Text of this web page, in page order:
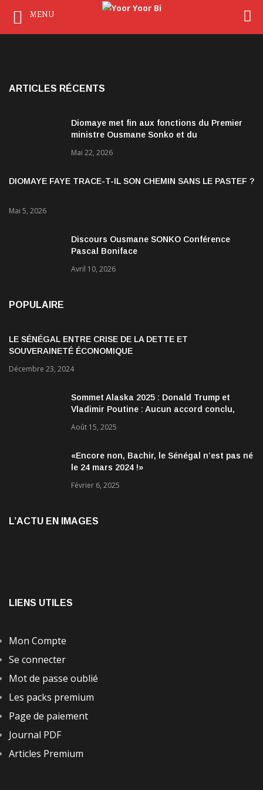
ARTICLES RÉCENTS
Diomaye met fin aux fonctions du Premier
ministre Ousmane Sonko et du
Mai 22, 2026
DIOMAYE FAYE TRACE-T-IL SON CHEMIN SANS LE PASTEF ?
Mai 5, 2026
Discours Ousmane SONKO Conférence
Pascal Boniface
Avril 10, 2026
POPULAIRE
LE SÉNÉGAL ENTRE CRISE DE LA DETTE ET
SOUVERAINETÉ ÉCONOMIQUE
Décembre 23, 2024
Sommet Alaska 2025 : Donald Trump et
Vladimir Poutine : Aucun accord conclu,
encourageantes
Août 15, 2025
«Encore non, Bachir, le Sénégal n’est pas né
le 24 mars 2024 !»
Février 6, 2025
L’ACTU EN IMAGES
LIENS UTILES
Mon Compte
Se connecter
Mot de passe oublié
Les packs premium
Page de paiement
Journal PDF
Articles Premium
MENU